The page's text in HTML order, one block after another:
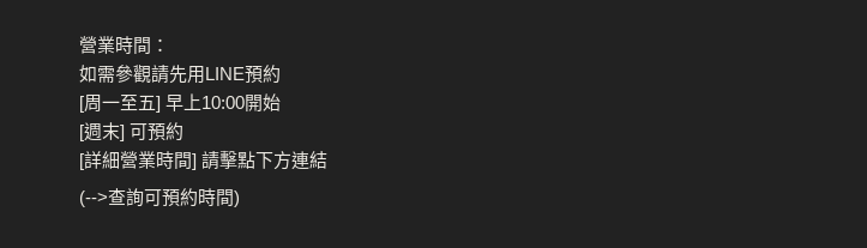
營業時間：
如需參觀請先用LINE預約
[周一至五] 早上10:00開始
[週末] 可預約
[詳細營業時間] 請擊點下方連結
(-->查詢可預約時間)